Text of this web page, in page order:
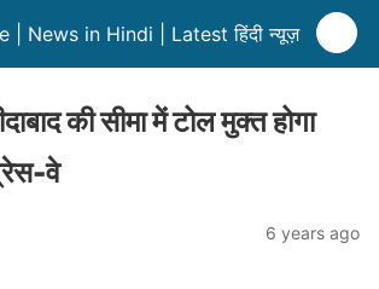
| News in Hindi | Latest हिंदी न्यूज़
की सीमा में टोल मुक्त होगा
वे
6 years ago